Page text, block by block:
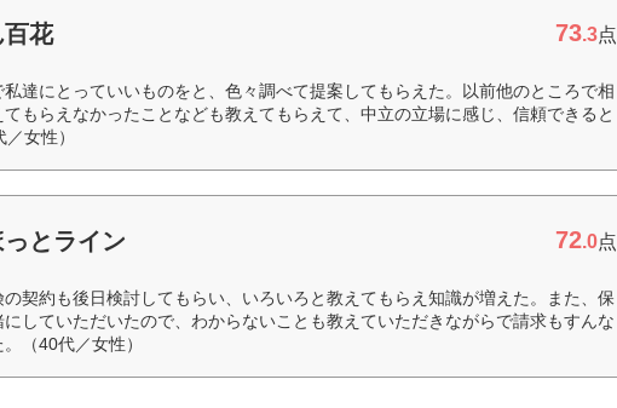
百花 73.3点
達にとっていいものをと、色々調べて提案してもらえた。以前他のところで相
もらえなかったことなども教えてもらえて、中立の立場に感じ、信頼できると
女性）
とライン 72.0点
契約も後日検討してもらい、いろいろと教えてもらえ知識が増えた。また、保
にしていただいたので、わからないことも教えていただきながらで請求もすんな
（40代／女性）